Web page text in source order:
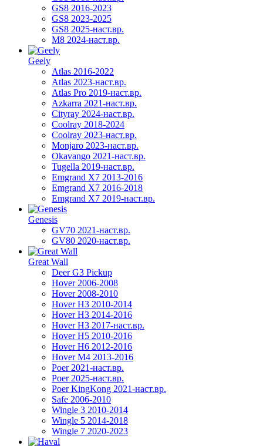
GS8 2016-2023
GS8 2023-2025
GS8 2025-наст.вр.
M8 2024-наст.вр.
Geely
Atlas 2016-2022
Atlas 2023-наст.вр.
Atlas Pro 2019-наст.вр.
Azkarra 2021-наст.вр.
Cityray 2024-наст.вр.
Coolray 2018-2024
Coolray 2023-наст.вр.
Monjaro 2023-наст.вр.
Okavango 2021-наст.вр.
Tugella 2019-наст.вр.
Emgrand Х7 2013-2016
Emgrand X7 2016-2018
Emgrand X7 2019-наст.вр.
Genesis
GV70 2021-наст.вр.
GV80 2020-наст.вр.
Great Wall
Deer G3 Pickup
Hover 2006-2008
Hover 2008-2010
Hover H3 2010-2014
Hover H3 2014-2016
Hover H3 2017-наст.вр.
Hover H5 2010-2016
Hover H6 2012-2016
Hover M4 2013-2016
Poer 2021-наст.вр.
Poer 2025-наст.вр.
Poer KingKong 2021-наст.вр.
Safe 2006-2010
Wingle 3 2010-2014
Wingle 5 2014-2018
Wingle 7 2020-2023